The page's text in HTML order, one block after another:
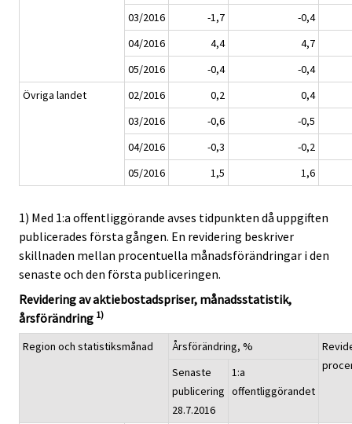
03/2016
-1,7
-0,4
04/2016
4,4
4,7
05/2016
-0,4
-0,4
Övriga landet
02/2016 0,2
0,4
03/2016
-0,6
-0,5
04/2016
-0,3
-0,2
05/2016
1,5 1,6
1) Med 1:a offentliggörande avses tidpunkten då uppgiften
publicerades första gången. En revidering beskriver
skillnaden mellan procentuella månadsförändringar i den
senaste och den första publiceringen.
Revidering av aktiebostadspriser, månadsstatistik,
årsförändring 1)
Region och statistiksmånad Årsförändring, %
Senaste
publicering
28.7.2016
1:a
offentliggörandet